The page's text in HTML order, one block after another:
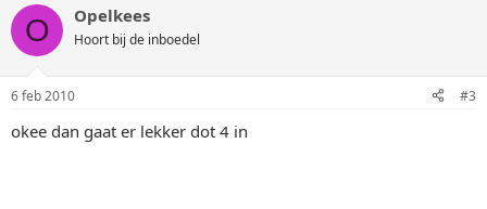
O Opelkees
Hoort bij de inboedel
6 feb 2010 #3
okee dan gaat er lekker dot 4 in